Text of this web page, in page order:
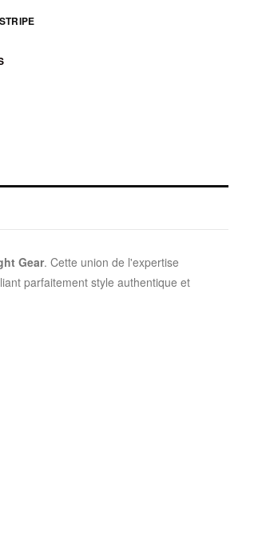
Gear. Cette union de l'expertise
parfaitement style authentique et